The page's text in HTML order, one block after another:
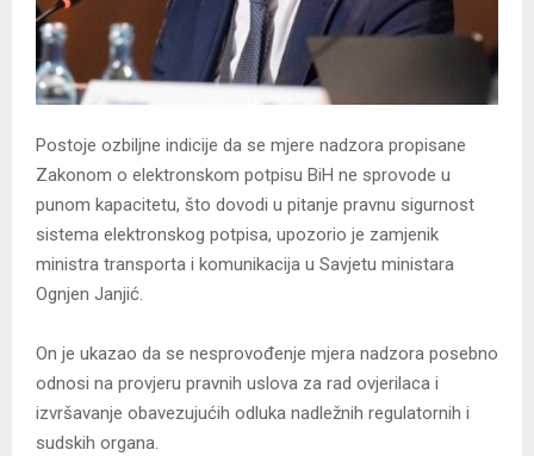
Postoje ozbiljne indicije da se mjere nadzora propisane
Zakonom o elektronskom potpisu BiH ne sprovode u
punom kapacitetu, što dovodi u pitanje pravnu sigurnost
sistema elektronskog potpisa, upozorio je zamjenik
ministra transporta i komunikacija u Savjetu ministara
Ognjen Јanjić.
On je ukazao da se nesprovođenje mjera nadzora posebno
odnosi na provjeru pravnih uslova za rad ovjerilaca i
izvršavanje obavezujućih odluka nadležnih regulatornih i
sudskih organa.